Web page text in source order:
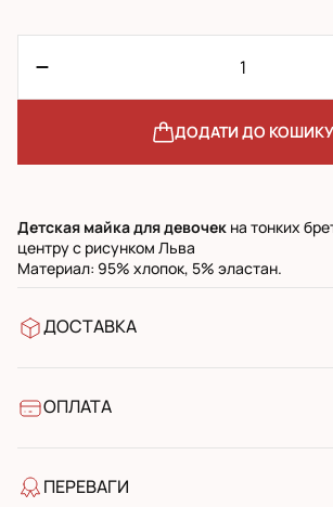
ДОДАТИ ДО КОШИКУ
Детская майка для девочек на тонких
центру с рисунком Льва
Материал: 95% хлопок, 5% эластан.
ДОСТАВКА
УкрПошта стандарт
ОПЛАТА
Банківський переказ
ПЕРЕВАГИ